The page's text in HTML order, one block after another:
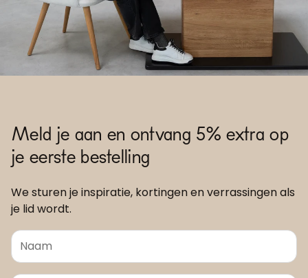
Meld je aan en ontvang 5% extra op
je eerste bestelling
We sturen je inspiratie, kortingen en verrassingen als
je lid wordt.